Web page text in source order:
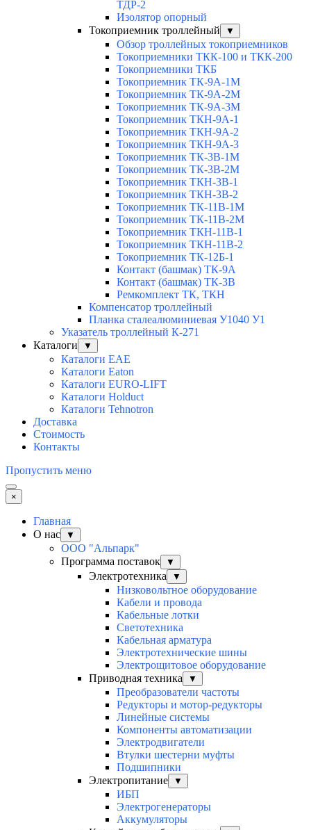
ТДР-2
Изолятор опорный
Токоприемник троллейный
▼
Обзор троллейных токоприемников
Токоприемники ТКК-100 и ТКК-200
Токоприемники ТКБ
Токоприемник ТК-9А-1М
Токоприемник ТК-9А-2М
Токоприемник ТК-9А-3М
Токоприемник ТКН-9А-1
Токоприемник ТКН-9А-2
Токоприемник ТКН-9А-3
Токоприемник ТК-3В-1М
Токоприемник ТК-3В-2М
Токоприемник ТКН-3В-1
Токоприемник ТКН-3В-2
Токоприемник ТК-11В-1М
Токоприемник ТК-11В-2М
Токоприемник ТКН-11В-1
Токоприемник ТКН-11В-2
Токоприемник ТК-12Б-1
Контакт (башмак) ТК-9А
Контакт (башмак) ТК-3В
Ремкомплект ТК, ТКН
Компенсатор троллейный
Планка сталеалюминиевая У1040 У1
Указатель троллейный К-271
Каталоги
▼
Каталоги EAE
Каталоги Eaton
Каталоги EURO-LIFT
Каталоги Holduct
Каталоги Tehnotron
Доставка
Стоимость
Контакты
Пропустить меню
×
Главная
О нас
▼
ООО "Альпарк"
Программа поставок
▼
Электротехника ▼
Низковольтное оборудование
Кабели и провода
Кабельные лотки
Светотехника
Кабельная арматура
Электротехнические шины
Электрощитовое оборудование
Приводная техника
▼
Преобразователи частоты
Редукторы и мотор-редукторы
Линейные системы
Компоненты автоматизации
Электродвигатели
Втулки шестерни муфты
Подшипники
Электропитание
▼
ИБП
Электрогенераторы
Аккумуляторы